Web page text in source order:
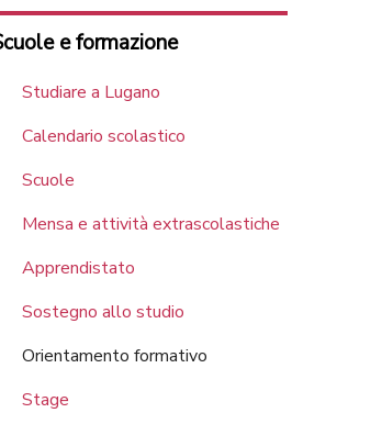
e formazione
Studiare a Lugano
Calendario scolastico
Scuole
Mensa e attività extrascolastiche
Apprendistato
Sostegno allo studio
Orientamento formativo
Stage